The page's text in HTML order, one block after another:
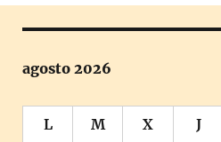
agosto 2026
L M X J